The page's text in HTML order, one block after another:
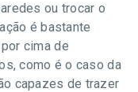
ou trocar o
é bastante
cima de
como é o caso da
capazes de trazer